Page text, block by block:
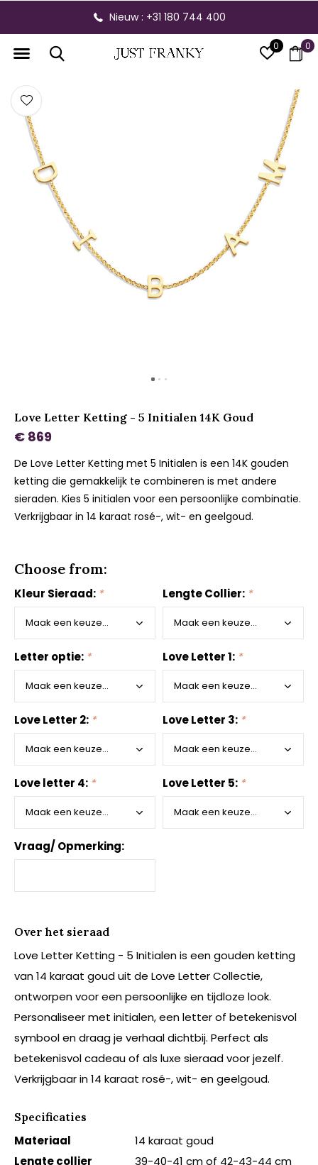
0 0
Nieuw : +31 180 744 400
Love Letter Ketting - 5 Initialen 14K Goud
€ 869
De Love Letter Ketting met 5 Initialen is een 14K gouden
ketting die gemakkelijk te combineren is met andere
sieraden. Kies 5 initialen voor een persoonlijke combinatie.
Verkrijgbaar in 14 karaat rosé-, wit- en geelgoud.
Choose from:
Kleur Sieraad: * Lengte Collier: *
Letter optie: * Love Letter 1: *
Love Letter 2: * Love Letter 3: *
Love letter 4: * Love Letter 5: *
Vraag/ Opmerking:
Over het sieraad
Love Letter Ketting - 5 Initialen is een gouden ketting
van 14 karaat goud uit de Love Letter Collectie,
ontworpen voor een persoonlijke en tijdloze look.
Personaliseer met initialen, een letter of betekenisvol
symbool en draag je verhaal dichtbij. Perfect als
betekenisvol cadeau of als luxe sieraad voor jezelf.
Verkrijgbaar in 14 karaat rosé-, wit- en geelgoud.
Specificaties
Materiaal
14 karaat goud
Lengte collier
39-40-41 cm of 42-43-44 cm